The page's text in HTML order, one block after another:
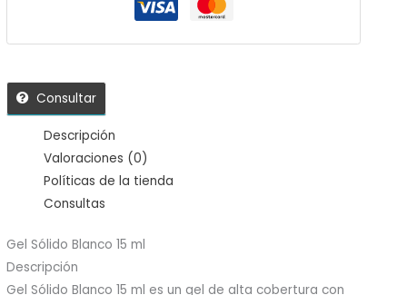
Consultar
Descripción
Valoraciones (0)
Políticas de la tienda
Consultas
Gel Sólido Blanco 15 ml
Descripción
Gel Sólido Blanco 15 ml es un gel de alta cobertura con